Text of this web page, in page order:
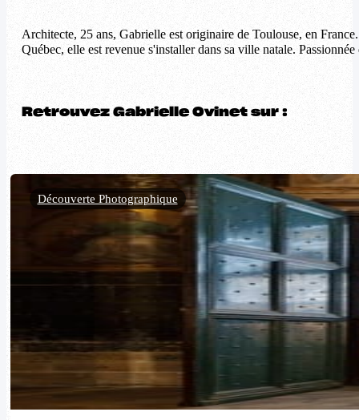
Architecte, 25 ans, Gabrielle est originaire de Toulouse, en
Québec, elle est revenue s'installer dans sa ville natale.
Retrouvez Gabrielle Ovinet sur :
Découverte Photographique